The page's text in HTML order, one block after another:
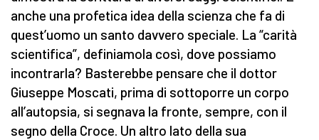
anche una profetica idea della scienza che fa di
quest’uomo un santo davvero speciale. La “carità
scientifica”, definiamola così, dove possiamo
incontrarla? Basterebbe pensare che il dottor
Giuseppe Moscati, prima di sottoporre un corpo
all’autopsia, si segnava la fronte, sempre, con il
segno della Croce. Un altro lato della sua